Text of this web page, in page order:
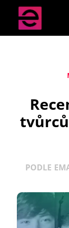
PODLE